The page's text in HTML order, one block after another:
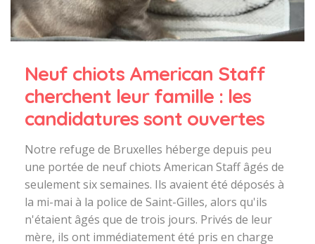
Neuf chiots American Staff
cherchent leur famille : les
candidatures sont ouvertes
Notre refuge de Bruxelles héberge depuis peu
une portée de neuf chiots American Staff âgés de
seulement six semaines. Ils avaient été déposés à
la mi-mai à la police de Saint-Gilles, alors qu'ils
n'étaient âgés que de trois jours. Privés de leur
mère, ils ont immédiatement été pris en charge